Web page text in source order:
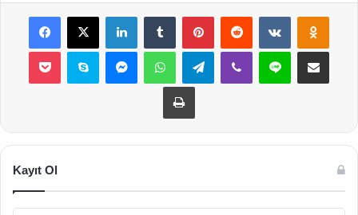
Facebook
X LinkedInTumblr PinterestReddit VKontakte
Pocket Skype MessengerWhatsAppTelegramViber Line E-Posta ile
Yazdır
Kayıt Ol